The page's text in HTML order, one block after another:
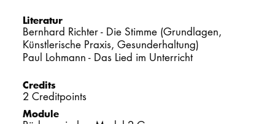
Literatur
Bernhard Richter - Die Stimme (Grundlagen,
Künstlerische Praxis, Gesunderhaltung)
Paul Lohmann - Das Lied im Unterricht
Credits
2 Creditpoints
Module